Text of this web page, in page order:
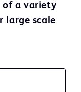
of a variety
large scale